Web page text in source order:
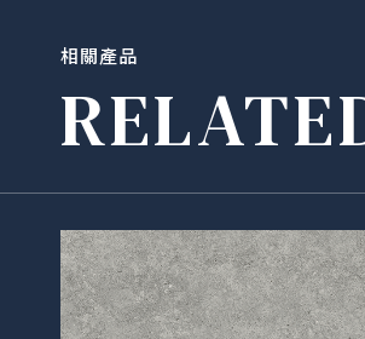
相關產品